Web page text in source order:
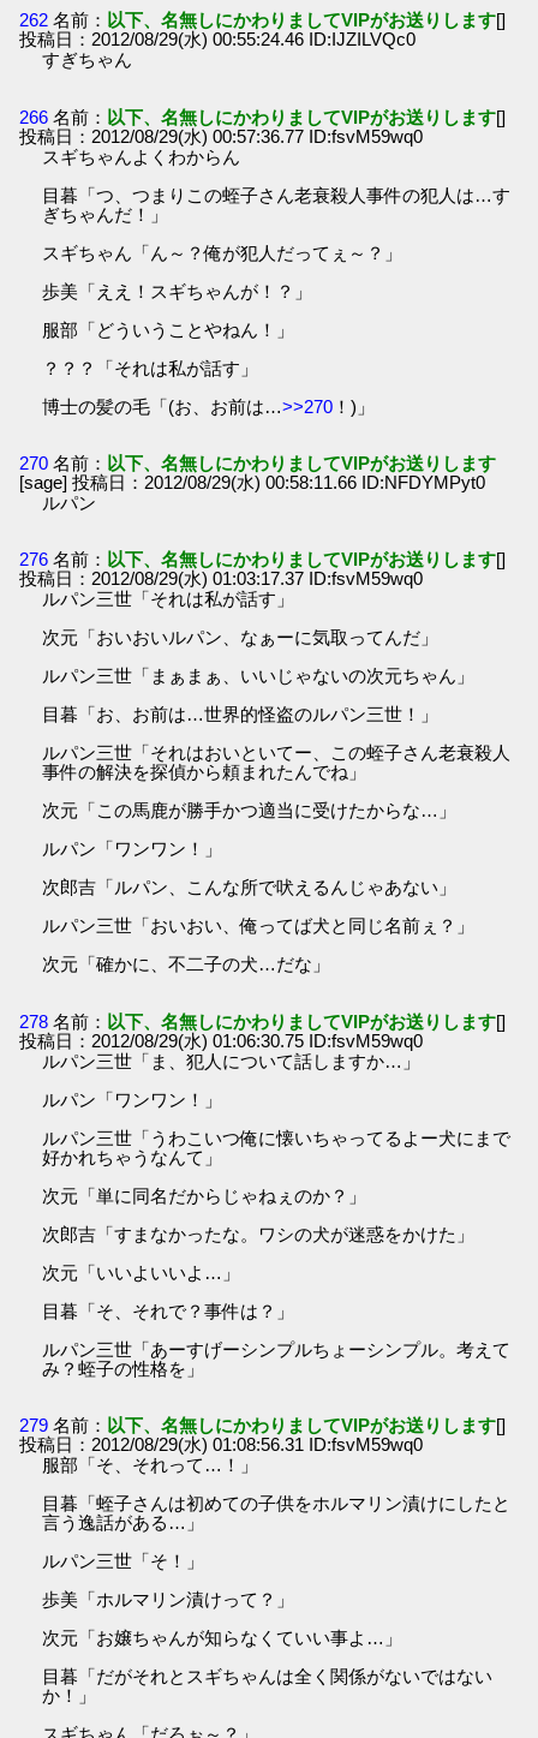
262 名前： 以下、名無しにかわりましてVIPがお送りします[]
投稿日：2012/08/29(水) 00:55:24.46 ID:IJZILVQc0
すぎちゃん
266 名前： 以下、名無しにかわりましてVIPがお送りします[]
投稿日：2012/08/29(水) 00:57:36.77 ID:fsvM59wq0
スギちゃんよくわからん
目暮「つ、つまりこの蛭子さん老衰殺人事件の犯人は…す
ぎちゃんだ！」
スギちゃん「ん～？俺が犯人だってぇ～？」
歩美「ええ！スギちゃんが！？」
服部「どういうことやねん！」
？？？「それは私が話す」
博士の髪の毛「(お、お前は…>>270 ！)」
270 名前： 以下、名無しにかわりましてVIPがお送りします
[sage] 投稿日：2012/08/29(水) 00:58:11.66 ID:NFDYMPyt0
ルパン
276 名前： 以下、名無しにかわりましてVIPがお送りします[]
投稿日：2012/08/29(水) 01:03:17.37 ID:fsvM59wq0
ルパン三世「それは私が話す」
次元「おいおいルパン、なぁーに気取ってんだ」
ルパン三世「まぁまぁ、いいじゃないの次元ちゃん」
目暮「お、お前は…世界的怪盗のルパン三世！」
ルパン三世「それはおいといてー、この蛭子さん老衰殺人
事件の解決を探偵から頼まれたんでね」
次元「この馬鹿が勝手かつ適当に受けたからな…」
ルパン「ワンワン！」
次郎吉「ルパン、こんな所で吠えるんじゃあない」
ルパン三世「おいおい、俺ってば犬と同じ名前ぇ？」
次元「確かに、不二子の犬…だな」
278 名前： 以下、名無しにかわりましてVIPがお送りします[]
投稿日：2012/08/29(水) 01:06:30.75 ID:fsvM59wq0
ルパン三世「ま、犯人について話しますか…」
ルパン「ワンワン！」
ルパン三世「うわこいつ俺に懐いちゃってるよー犬にまで
好かれちゃうなんて」
次元「単に同名だからじゃねぇのか？」
次郎吉「すまなかったな。ワシの犬が迷惑をかけた」
次元「いいよいいよ…」
目暮「そ、それで？事件は？」
ルパン三世「あーすげーシンプルちょーシンプル。考えて
み？蛭子の性格を」
279 名前： 以下、名無しにかわりましてVIPがお送りします[]
投稿日：2012/08/29(水) 01:08:56.31 ID:fsvM59wq0
服部「そ、それって…！」
目暮「蛭子さんは初めての子供をホルマリン漬けにしたと
言う逸話がある…」
ルパン三世「そ！」
歩美「ホルマリン漬けって？」
次元「お嬢ちゃんが知らなくていい事よ…」
目暮「だがそれとスギちゃんは全く関係がないではない
か！」